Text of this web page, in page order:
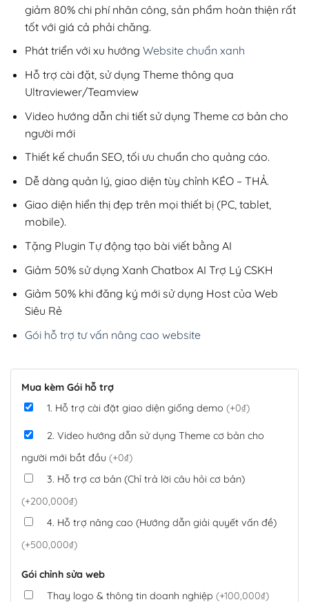
giảm 80% chi phí nhân công, sản phẩm hoàn thiện rất
tốt với giá cả phải chăng.
Phát triển với xu hướng Website chuẩn xanh
Hỗ trợ cài đặt, sử dụng Theme thông qua
Ultraviewer/Teamview
Video hướng dẫn chi tiết sử dụng Theme cơ bản cho
người mới
Thiết kế chuẩn SEO, tối ưu chuẩn cho quảng cáo.
Dễ dàng quản lý, giao diện tùy chỉnh KÉO – THẢ.
Giao diện hiển thị đẹp trên mọi thiết bị (PC, tablet,
mobile).
Tặng Plugin Tự động tạo bài viết bằng AI
Giảm 50% sử dụng Xanh Chatbox AI Trợ Lý CSKH
Giảm 50% khi đăng ký mới sử dụng Host của Web
Siêu Rẻ
Gói hỗ trợ tư vấn nâng cao website
Mua kèm Gói hỗ trợ
1. Hỗ trợ cài đặt giao diện giống demo (+0₫)
2. Video hướng dẫn sử dụng Theme cơ bản cho
người mới bắt đầu (+0₫)
3. Hỗ trợ cơ bản (Chỉ trả lời câu hỏi cơ bản)
(+200,000₫)
4. Hỗ trợ nâng cao (Hướng dẫn giải quyết vấn đề)
(+500,000₫)
Gói chỉnh sửa web
Thay logo & thông tin doanh nghiệp (+100,000₫)